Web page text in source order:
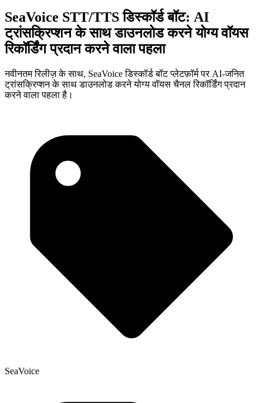
SeaVoice STT/TTS डिस्कॉर्ड बॉट: AI
ट्रांसक्रिप्शन के साथ डाउनलोड करने योग्य वॉयस
रिकॉर्डिंग प्रदान करने वाला पहला
नवीनतम रिलीज़ के साथ, SeaVoice डिस्कॉर्ड बॉट प्लेटफ़ॉर्म पर AI-जनित
ट्रांसक्रिप्शन के साथ डाउनलोड करने योग्य वॉयस चैनल रिकॉर्डिंग प्रदान
करने वाला पहला है।
SeaVoice